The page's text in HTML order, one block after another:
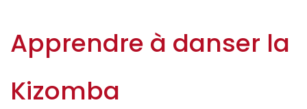
Apprendre à danser la
Kizomba